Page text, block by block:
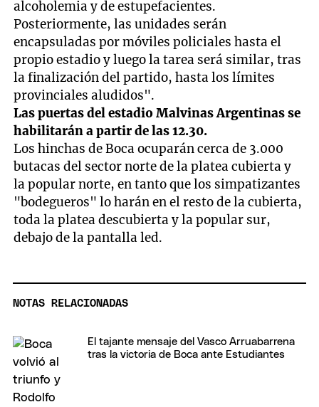
alcoholemia y de estupefacientes.
Posteriormente, las unidades serán
encapsuladas por móviles policiales hasta el
propio estadio y luego la tarea será similar, tras
la finalización del partido, hasta los límites
provinciales aludidos".
Las puertas del estadio Malvinas Argentinas se
habilitarán a partir de las 12.30.
Los hinchas de Boca ocuparán cerca de 3.000
butacas del sector norte de la platea cubierta y
la popular norte, en tanto que los simpatizantes
"bodegueros" lo harán en el resto de la cubierta,
toda la platea descubierta y la popular sur,
debajo de la pantalla led.
NOTAS RELACIONADAS
El tajante mensaje del Vasco Arruabarrena
tras la victoria de Boca ante Estudiantes